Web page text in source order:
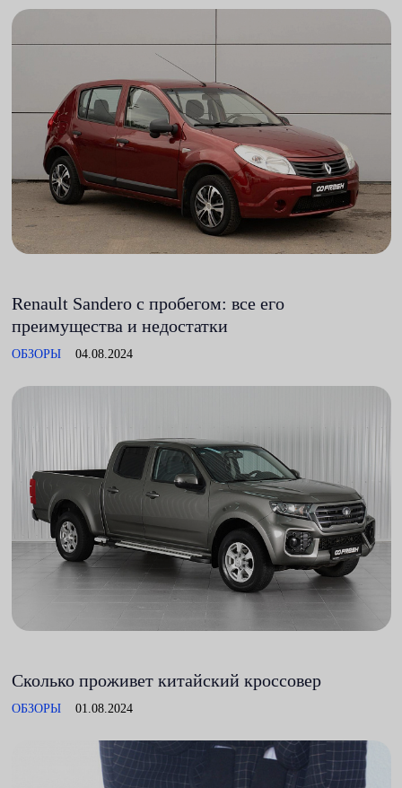
Renault Sandero с пробегом: все его
преимущества и недостатки
ОБЗОРЫ 04.08.2024
Сколько проживет китайский кроссовер
ОБЗОРЫ 01.08.2024